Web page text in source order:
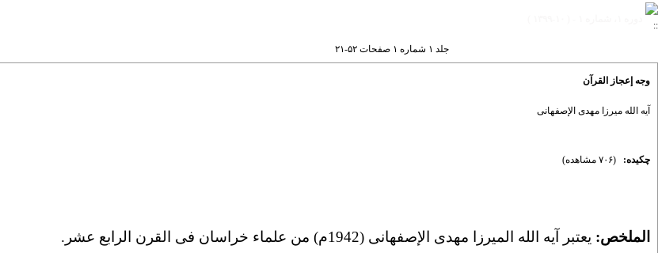
جلد ۱ شماره ۱ صفحات ۵۲-۲۱
وجه إعجاز القرآن
آیه الله میرزا مهدی الإصفهانی
چکیده: (۷۰۶ مشاهده)
الملخص: یعتبر آیه الله المیرزا مهدی الإصفهانی (1942م) من علماء خراسان فی القرن الرابع عشر.